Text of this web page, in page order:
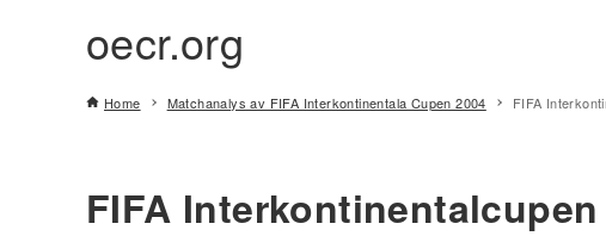
oecr.org
Home Matchanalys av FIFA Interkontinentala Cupen 2004 FIFA
FIFA